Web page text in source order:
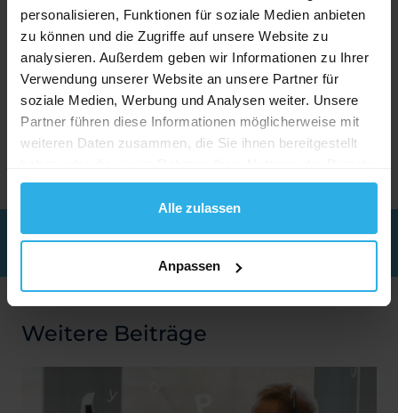
personalisieren, Funktionen für soziale Medien anbieten
zu können und die Zugriffe auf unsere Website zu
analysieren. Außerdem geben wir Informationen zu Ihrer
Verwendung unserer Website an unsere Partner für
soziale Medien, Werbung und Analysen weiter. Unsere
Partner führen diese Informationen möglicherweise mit
weiteren Daten zusammen, die Sie ihnen bereitgestellt
gesammelt haben.
Alle zulassen
Anpassen
SAISONKÜCHE in allen drei Sprachgebieten, welche
ab Mai 2017 durch das MIGUSTO-MAGAZIN ersetzt
wird.
SCHWEIZ AM SONNTAG wurde im März 2017 durch
die Samstagsausgabe SCHWEIZ AM WOCHENENDE
ersetzt. Bei der jetzigen Studie ist dieser Wechsel
ÜBERSICHT
Weitere Beiträge